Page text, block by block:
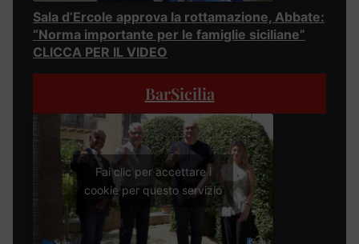
Sala d’Ercole approva la rottamazione, Abbate:
“Norma importante per le famiglie siciliane”
CLICCA PER IL VIDEO
BarSicilia
Fai clic per accettare i
cookie per questo servizio